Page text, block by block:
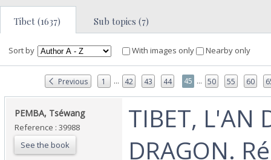
Tibet (1637) Sub topics (7)
Sort by With images only Nearby only
Previous 1 ... 42 43 44 45 ... 50 55 60
‎PEMBA, Tséwang ‎
Reference : 39988
See the book
‎TIBET, L'AN
DRAGON.